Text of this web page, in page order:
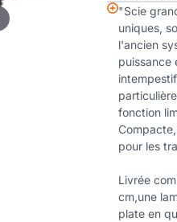
"Scie
uniques,
l'ancien
puissance
fonction
pour les
Livrée
cm,une
plate en